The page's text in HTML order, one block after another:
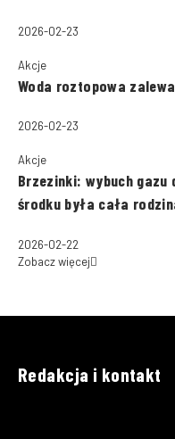
2026-02-23
Akcje
Woda roztopowa
2026-02-23
Akcje
Brzezinki: wybuch gazu
środku była cała
2026-02-22
Zobacz więcej
Redakcja i kontakt